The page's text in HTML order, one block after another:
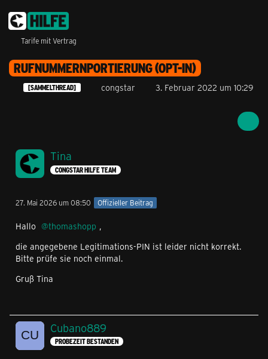
Tarife mit Vertrag
RUFNUMMERNPORTIERUNG (OPT-IN)
[SAMMELTHREAD] congstar 3. Februar 2022 um 10:29
Tina
CONGSTAR HILFE TEAM
27. Mai 2026 um 08:50 Offizieller Beitrag
Hallo thomashopp ,
die angegebene Legitimations-PIN ist leider nicht korrekt.
Bitte prüfe sie noch einmal.
Gruß Tina
Cubano889
PROBEZEIT BESTANDEN